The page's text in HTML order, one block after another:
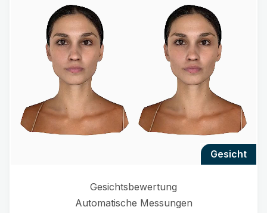
gesicht
Gesichtsbewertung
Automatische Messungen